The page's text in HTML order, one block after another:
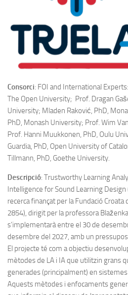
Consorci: FOI and International
The Open University; Prof. Dragan
University; Mladen Raković, PhD,
PhD, Monash University; Prof. Wim
Prof. Hanni Muukkonen, PhD, Oulu
Guardia, PhD, Open University of
Tillmann, PhD, Goethe University.
Descripció: Trustworthy Learning
Intelligence for Sound Learning
recerca finançat per la Fundació
2854), dirigit per la professora
s’implementarà entre el 30 de
desembre del 2027, amb un
El projecte té com a objectiu
mètodes de LA i IA que utilitzin grans
generades (principalment) en
Aquests mètodes i enfocaments